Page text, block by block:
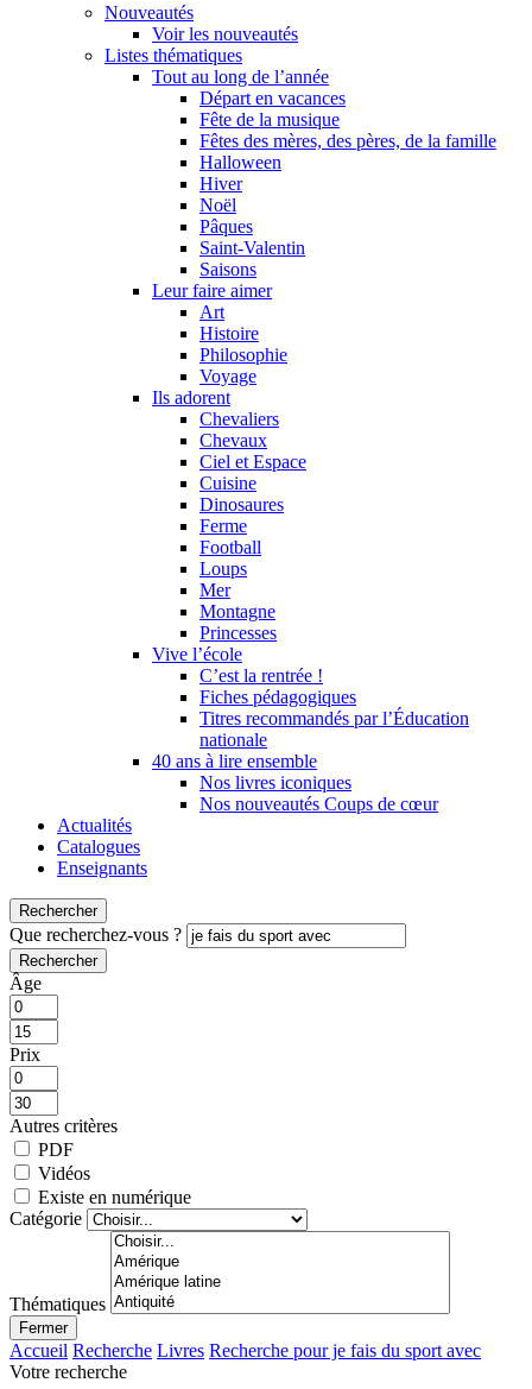
Nouveautés
Voir les nouveautés
Listes thématiques
Tout au long de l’année
Départ en vacances
Fête de la musique
Fêtes des mères, des pères, de la famille
Halloween
Hiver
Noël
Pâques
Saint-Valentin
Saisons
Leur faire aimer
Art
Histoire
Philosophie
Voyage
Ils adorent
Chevaliers
Chevaux
Ciel et Espace
Cuisine
Dinosaures
Ferme
Football
Loups
Mer
Montagne
Princesses
Vive l’école
C’est la rentrée !
Fiches pédagogiques
Titres recommandés par l’Éducation
nationale
40 ans à lire ensemble
Nos livres iconiques
Nos nouveautés Coups de cœur
Actualités
Catalogues
Enseignants
Rechercher
Que recherchez-vous ?
Rechercher
Âge
Prix
Autres critères
PDF
Vidéos
Existe en numérique
Catégorie
Thématiques
Fermer
Accueil Recherche Livres Recherche pour je fais du sport avec
Votre recherche